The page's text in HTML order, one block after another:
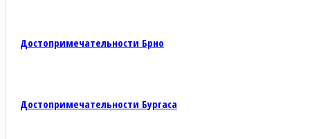
Достопримечательности Брно
Достопримечательности Бургаса